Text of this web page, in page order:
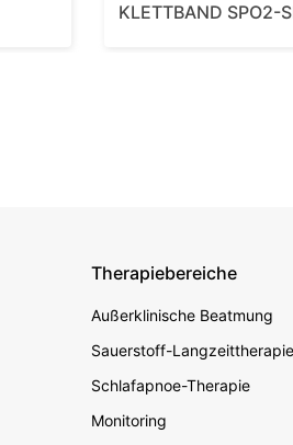
KLETTBAND SPO2-
FooterTherapiebereiche
Außerklinische Beatmung
Sauerstoff-Langzeittherapie
Schlafapnoe-Therapie
Monitoring